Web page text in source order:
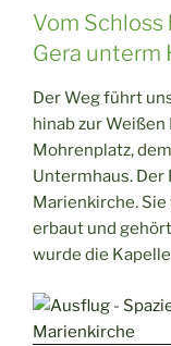
Vom Schloss
Gera unterm
Der Weg führt
hinab zur
Mohrenplatz,
Untermhaus. Der
Marienkirche.
erbaut und
wurde die